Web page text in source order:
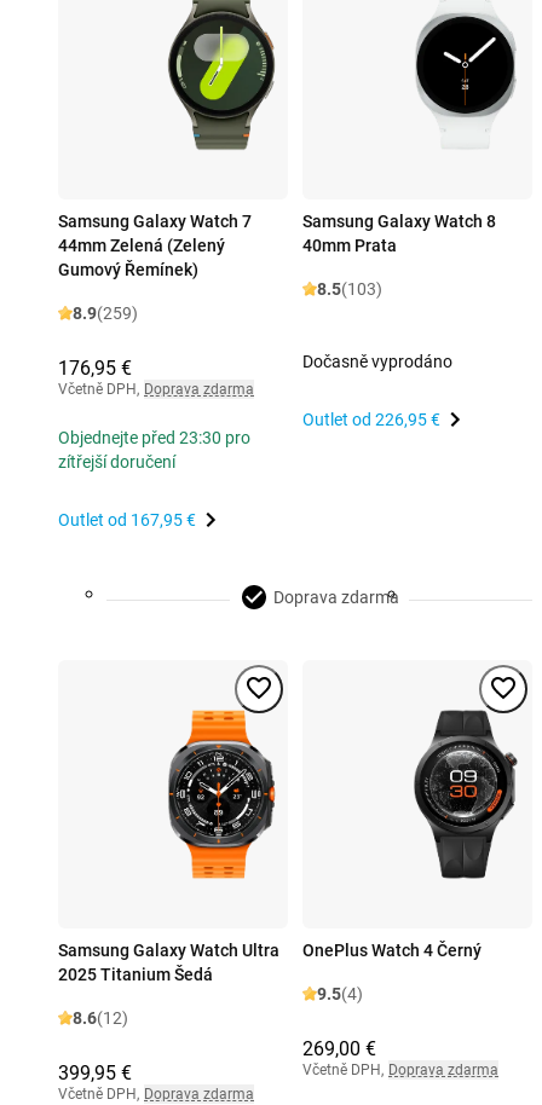
Samsung Galaxy Watch 7
44mm Zelená (Zelený
Gumový Řemínek)
8.9(259)
176,95 €
Včetně DPH, Doprava zdarma
Objednejte před 23:30 pro
zítřejší doručení
Outlet od 167,95 €
Samsung Galaxy Watch 8
40mm Prata
8.5(103)
Dočasně vyprodáno
Outlet od 226,95 €
Doprava zdarma
Samsung Galaxy Watch Ultra
2025 Titanium Šedá
8.6(12)
399,95 €
Včetně DPH, Doprava zdarma
OnePlus Watch 4 Černý
9.5(4)
269,00 €
Včetně DPH, Doprava zdarma